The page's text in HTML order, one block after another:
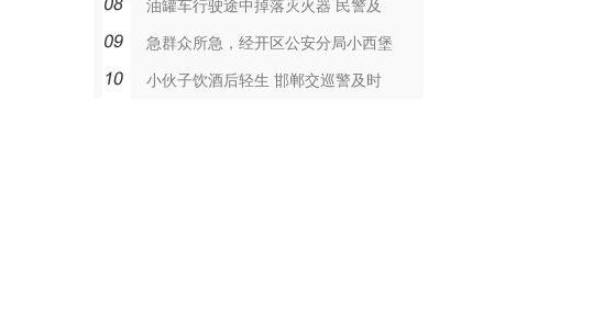
油罐车行驶途中掉落灭火器 民警及
急群众所急，经开区公安分局小西堡
小伙子饮酒后轻生 邯郸交巡警及时